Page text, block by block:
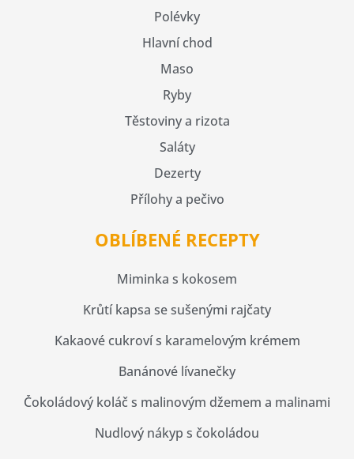
Polévky
Hlavní chod
Maso
Ryby
Těstoviny a rizota
Saláty
Dezerty
Přílohy a pečivo
OBLÍBENÉ RECEPTY
Miminka s kokosem
Krůtí kapsa se sušenými rajčaty
Kakaové cukroví s karamelovým krémem
Banánové lívanečky
Čokoládový koláč s malinovým džemem a malinami
Nudlový nákyp s čokoládou